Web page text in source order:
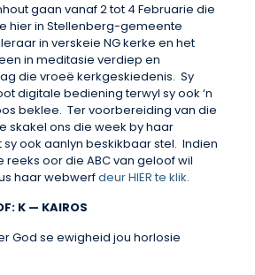
gaan vanaf 2 tot 4 Februarie die
hier in Stellenberg-gemeente
in verskeie NG kerke en het
in meditasie verdiep en
die vroeë kerkgeskiedenis. Sy
digitale bediening terwyl sy ook ‘n
beklee. Ter voorbereiding van die
skakel ons die week by haar
ook aanlyn beskikbaar stel. Indien
reeks oor die ABC van geloof wil
haar webwerfdeur HIER te klik.
K — KAIROS
God se ewigheid jou horlosie